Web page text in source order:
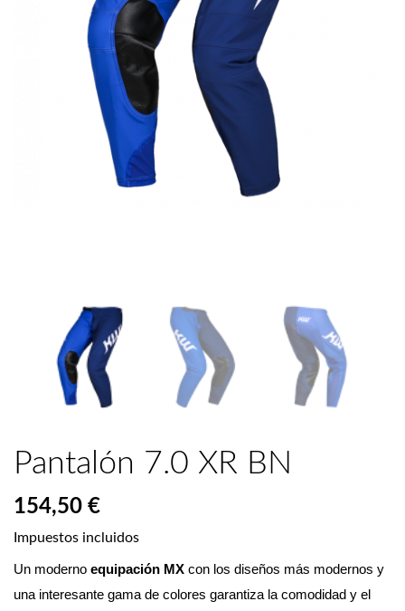
Pantalón 7.0 XR BN
154,50 €
Impuestos incluidos
Un moderno equipación MX con los diseños más modernos y
una interesante gama de colores garantiza la comodidad y el